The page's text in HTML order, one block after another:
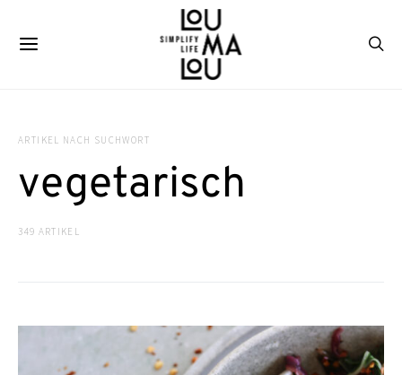
ARTIKEL NACH SUCHWORT
vegetarisch
349 ARTIKEL